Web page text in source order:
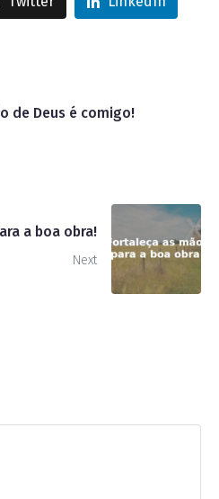
de Deus é comigo!
a boa obra!
Next